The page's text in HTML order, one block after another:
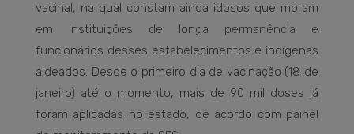
vacinal, na qual constam ainda idosos que moram
em instituições de longa permanência e
funcionários desses estabelecimentos e indígenas
aldeados. Desde o primeiro dia de vacinação (18 de
janeiro) até o momento, mais de 90 mil doses já
foram aplicadas no estado, de acordo com painel